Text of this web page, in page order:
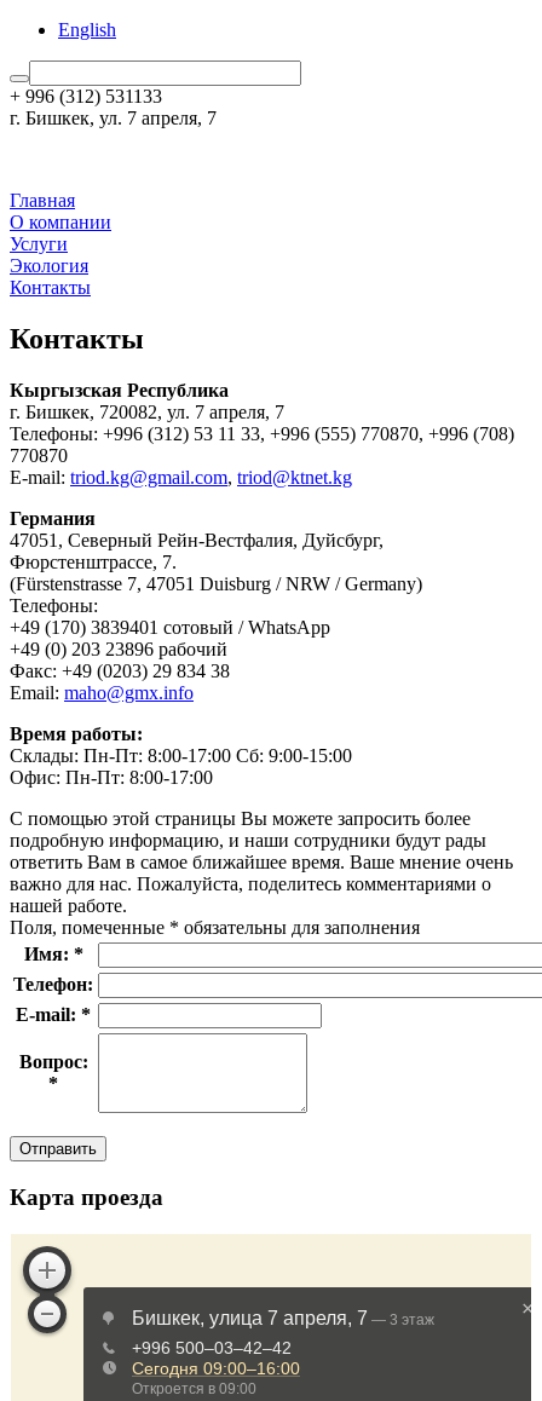
English
+ 996 (312) 531133
г. Бишкек, ул. 7 апреля, 7
Главная
О компании
Услуги
Экология
Контакты
Контакты
Кыргызская Республика
г. Бишкек, 720082, ул. 7 апреля, 7
Телефоны: +996 (312) 53 11 33, +996 (555) 770870, +996 (708)
770870
Е-mail: triod.kg@gmail.com, triod@ktnet.kg
Германия
47051, Северный Рейн-Вестфалия, Дуйсбург,
Фюрстенштрассе, 7.
(Fürstenstrasse 7, 47051 Duisburg / NRW / Germany)
Телефоны:
+49 (170) 3839401 сотовый / WhatsApp
+49 (0) 203 23896 рабочий
Факс: +49 (0203) 29 834 38
Email: maho@gmx.info
Время работы:
Склады: Пн-Пт: 8:00-17:00 Сб: 9:00-15:00
Офис: Пн-Пт: 8:00-17:00
С помощью этой страницы Вы можете запросить более
подробную информацию, и наши сотрудники будут рады
ответить Вам в самое ближайшее время. Ваше мнение очень
важно для нас. Пожалуйста, поделитесь комментариями о
нашей работе.
Поля, помеченные * обязательны для заполнения
Имя: *
Телефон:
E-mail: *
Вопрос:
*
Карта проезда